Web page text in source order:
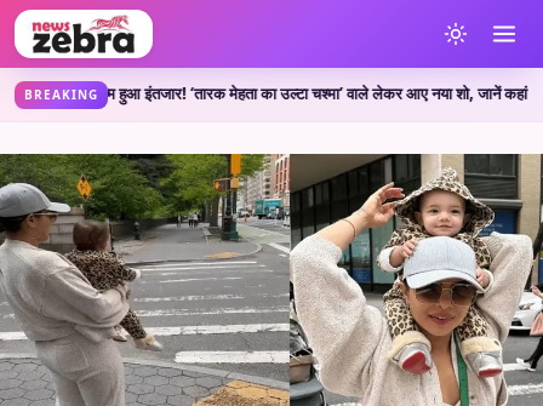
BREAKING
खत्म हुआ इंतजार! ‘तारक मेहता का उल्टा चश्मा’ वाले लेकर आए नया शो, जानें कहां देख